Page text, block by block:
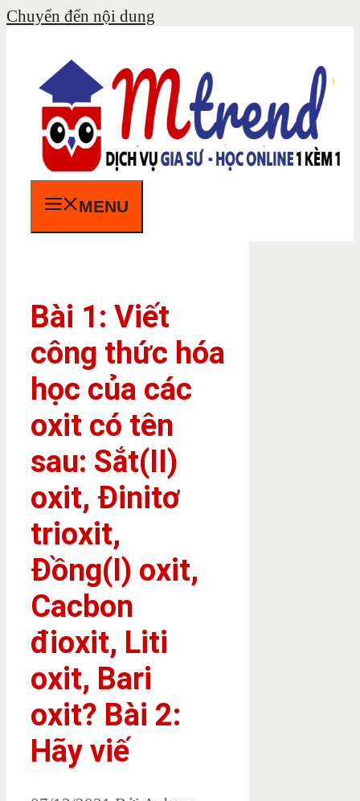
Chuyển đến nội dung
MENU
Bài 1: Viết
công thức hóa
học của các
oxit có tên
sau: Sắt(II)
oxit, Đinitơ
trioxit,
Đồng(I) oxit,
Cacbon
đioxit, Liti
oxit, Bari
oxit? Bài 2:
Hãy viế